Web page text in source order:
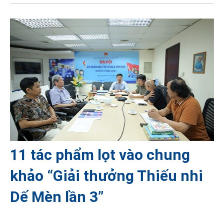
11 tác phẩm lọt vào chung
khảo “Giải thưởng Thiếu nhi
Dế Mèn lần 3”